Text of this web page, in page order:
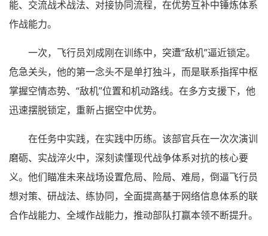
能、交流战术战法、对接协同流程，在优势互补中锤炼体系
作战能力。
一次，飞行员刘成刚在训练中，突遭“敌机”逼近锁定。
危急关头，他的第一念头不是单打独斗，而是联系指挥中枢
掌握空情态势、“敌机”位置和机动路线。在多方支援下，他
迅速摆脱锁定，重新占据空中优势。
在任务中实践，在实践中历练。该部官兵在一次次演训
磨砺、实战淬火中，深刻读懂现代战争体系对抗的核心要
义。他们瞄准未来战场设置危局、险局、难局，倒逼飞行员
想对策、研战法、练协同，全面提高基于网络信息体系的联
合作战能力、全域作战能力，推动部队打赢本领不断提升。